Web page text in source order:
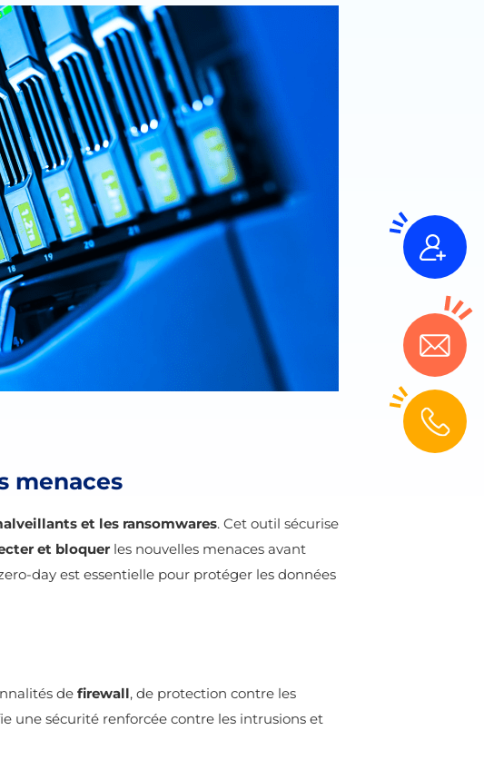
menaces
et les ransomwares. Cet outil sécurise
et bloquer les nouvelles menaces avant
day est essentielle pour protéger les données
de firewall, de protection contre les
une sécurité renforcée contre les intrusions et